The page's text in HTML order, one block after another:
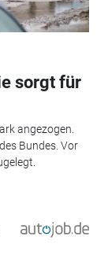
sorgt für
angezogen.
Bundes. Vor